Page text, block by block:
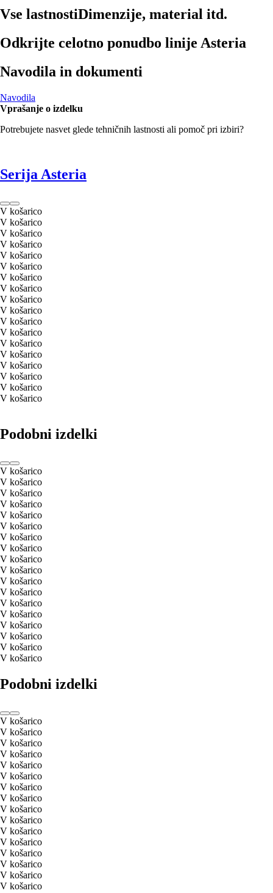
Vse lastnostiDimenzije, material itd.
Odkrijte celotno ponudbo linije Asteria
Navodila in dokumenti
Navodila
Vprašanje o izdelku
Potrebujete nasvet glede tehničnih lastnosti ali pomoč pri izbiri?
Serija Asteria
V košarico
V košarico
V košarico
V košarico
V košarico
V košarico
V košarico
V košarico
V košarico
V košarico
V košarico
V košarico
V košarico
V košarico
V košarico
V košarico
V košarico
V košarico
Podobni izdelki
V košarico
V košarico
V košarico
V košarico
V košarico
V košarico
V košarico
V košarico
V košarico
V košarico
V košarico
V košarico
V košarico
V košarico
V košarico
V košarico
V košarico
V košarico
Podobni izdelki
V košarico
V košarico
V košarico
V košarico
V košarico
V košarico
V košarico
V košarico
V košarico
V košarico
V košarico
V košarico
V košarico
V košarico
V košarico
V košarico